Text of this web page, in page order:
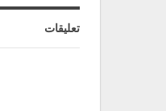
تعليقات